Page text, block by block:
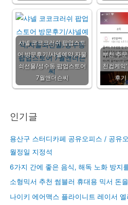
샤넬 코코크러쉬 팝업스토
어 방문후기/샤넬예약,자물
쇠선물/성수동 팝업스토어
7월앤더슨씨
부천 주
천컵케익
후기
인기글
용산구 스터디카페 공유오피스 / 공유
월정일 지정석
6가지 간에 좋은 음식, 해독 노화 방지
소형믹서 추천 썸블러 휴대용 믹서 돈
나이키 에어맥스 플라이니트 레이서